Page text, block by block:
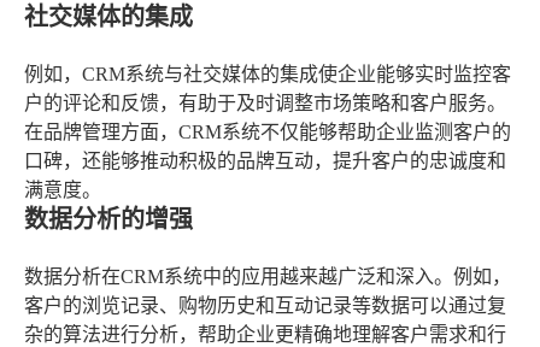
社交媒体的集成
例如，CRM系统与社交媒体的集成使企业能够实时监控客
户的评论和反馈，有助于及时调整市场策略和客户服务。
在品牌管理方面，CRM系统不仅能够帮助企业监测客户的
口碑，还能够推动积极的品牌互动，提升客户的忠诚度和
满意度。
数据分析的增强
数据分析在CRM系统中的应用越来越广泛和深入。例如，
客户的浏览记录、购物历史和互动记录等数据可以通过复
杂的算法进行分析，帮助企业更精确地理解客户需求和行